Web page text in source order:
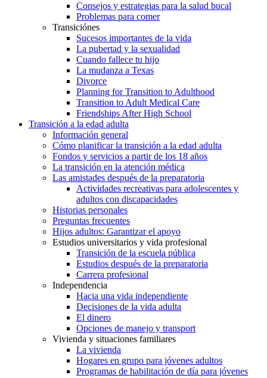
Consejos y estrategias para la salud bucal
Problemas para comer
Transiciónes
Sucesos importantes de la vida
La pubertad y la sexualidad
Cuando fallece tu hijo
La mudanza a Texas
Divorce
Planning for Transition to Adulthood
Transition to Adult Medical Care
Friendships After High School
Transición a la edad adulta
Información general
Cómo planificar la transición a la edad adulta
Fondos y servicios a partir de los 18 años
La transición en la atención médica
Las amistades después de la preparatoria
Actividades recreativas para adolescentes y
adultos con discapacidades
Historias personales
Preguntas frecuentes
Hijos adultos: Garantizar el apoyo
Estudios universitarios y vida profesional
Transición de la escuela pública
Estudios después de la preparatoria
Carrera profesional
Independencia
Hacia una vida independiente
Decisiones de la vida adulta
El dinero
Opciones de manejo y transport
Vivienda y situaciones familiares
La vivienda
Hogares en grupo para jóvenes adultos
Programas de habilitación de día para jóvenes